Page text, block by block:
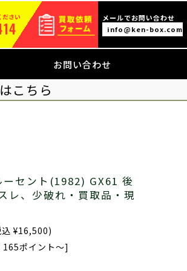
ださい
メールでお問い合わせ
info@ken-box.com
お問い合わせ
こちら
セント(1982) GX61 後
、少破れ・買取品・現
込 ¥16,500)
165ポイント～]